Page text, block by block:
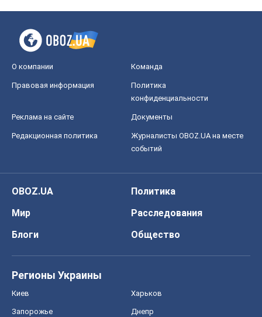
О компании Команда
Правовая информация
Политика
конфиденциальности
Реклама на сайте Документы
Редакционная политика
Журналисты OBOZ.UA на месте
событий
OBOZ.UA
Политика
Мир
Расследования
Блоги
Общество
Регионы Украины
Киев Харьков
Запорожье Днепр